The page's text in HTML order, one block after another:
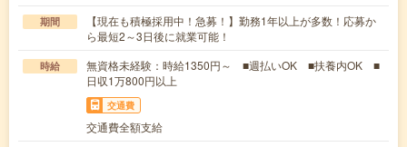
期間
【現在も積極採用中！急募！】勤務1年以上が多数！応募か
ら最短2～3日後に就業可能！
時給
無資格未経験：時給1350円～ ■週払いOK ■扶養内OK ■
日収1万800円以上
交通費
交通費全額支給